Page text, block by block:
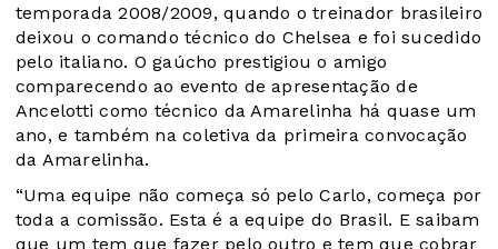
temporada 2008/2009, quando o treinador brasileiro
deixou o comando técnico do Chelsea e foi sucedido
pelo italiano. O gaúcho prestigiou o amigo
comparecendo ao evento de apresentação de
Ancelotti como técnico da Amarelinha há quase um
ano, e também na coletiva da primeira convocação
da Amarelinha.
“Uma equipe não começa só pelo Carlo, começa por
toda a comissão. Esta é a equipe do Brasil. E saibam
que um tem que fazer pelo outro e tem que cobrar